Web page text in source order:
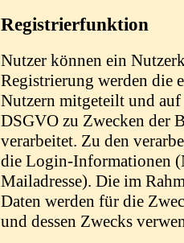
Registrierfunktion
Nutzer können ein
Registrierung werden die
Nutzern mitgeteilt und
DSGVO zu Zwecken der
verarbeitet. Zu den
die Login-Informationen
Mailadresse). Die im
Daten werden für die
und dessen Zwecks